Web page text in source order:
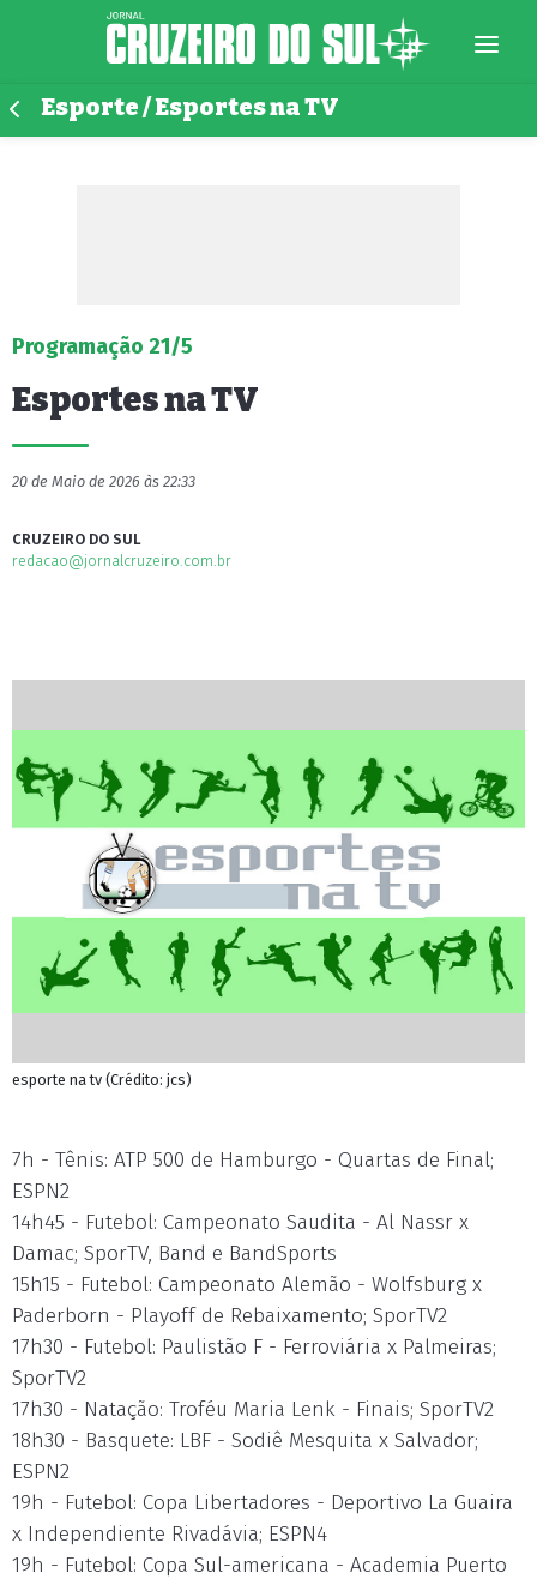
Esporte / Esportes na TV
Programação 21/5
Esportes na TV
20 de Maio de 2026 às 22:33
CRUZEIRO DO SUL
redacao@jornalcruzeiro.com.br
esporte na tv (Crédito: jcs)
7h - Tênis: ATP 500 de Hamburgo - Quartas de Final;
ESPN2
14h45 - Futebol: Campeonato Saudita - Al Nassr x
Damac; SporTV, Band e BandSports
15h15 - Futebol: Campeonato Alemão - Wolfsburg x
Paderborn - Playoff de Rebaixamento; SporTV2
17h30 - Futebol: Paulistão F - Ferroviária x Palmeiras;
SporTV2
17h30 - Natação: Troféu Maria Lenk - Finais; SporTV2
18h30 - Basquete: LBF - Sodiê Mesquita x Salvador;
ESPN2
19h - Futebol: Copa Libertadores - Deportivo La Guaira
x Independiente Rivadávia; ESPN4
19h - Futebol: Copa Sul-americana - Academia Puerto